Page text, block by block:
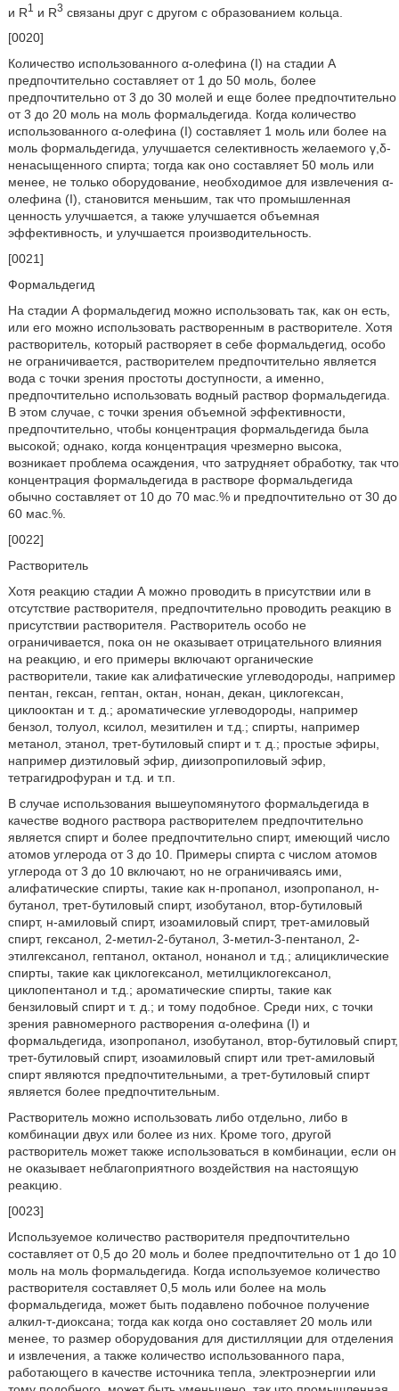
и R1 и R3 связаны друг с другом с образованием кольца.
[0020]
Количество использованного α-олефина (I) на стадии A
предпочтительно составляет от 1 до 50 моль, более
предпочтительно от 3 до 30 молей и еще более предпочтительно
от 3 до 20 моль на моль формальдегида. Когда количество
использованного α-олефина (I) составляет 1 моль или более на
моль формальдегида, улучшается селективность желаемого γ,δ-
ненасыщенного спирта; тогда как оно составляет 50 моль или
менее, не только оборудование, необходимое для извлечения α-
олефина (I), становится меньшим, так что промышленная
ценность улучшается, а также улучшается объемная
эффективность, и улучшается производительность.
[0021]
Формальдегид
На стадии А формальдегид можно использовать так, как он есть,
или его можно использовать растворенным в растворителе. Хотя
растворитель, который растворяет в себе формальдегид, особо
не ограничивается, растворителем предпочтительно является
вода с точки зрения простоты доступности, а именно,
предпочтительно использовать водный раствор формальдегида.
В этом случае, с точки зрения объемной эффективности,
предпочтительно, чтобы концентрация формальдегида была
высокой; однако, когда концентрация чрезмерно высока,
возникает проблема осаждения, что затрудняет обработку, так что
концентрация формальдегида в растворе формальдегида
обычно составляет от 10 до 70 мас.% и предпочтительно от 30 до
60 мас.%.
[0022]
Растворитель
Хотя реакцию стадии А можно проводить в присутствии или в
отсутствие растворителя, предпочтительно проводить реакцию в
присутствии растворителя. Растворитель особо не
ограничивается, пока он не оказывает отрицательного влияния
на реакцию, и его примеры включают органические
растворители, такие как алифатические углеводороды, например
пентан, гексан, гептан, октан, нонан, декан, циклогексан,
циклооктан и т. д.; ароматические углеводороды, например
бензол, толуол, ксилол, мезитилен и т.д.; спирты, например
метанол, этанол, трет-бутиловый спирт и т. д.; простые эфиры,
например диэтиловый эфир, диизопропиловый эфир,
тетрагидрофуран и т.д. и т.п.
В случае использования вышеупомянутого формальдегида в
качестве водного раствора растворителем предпочтительно
является спирт и более предпочтительно спирт, имеющий число
атомов углерода от 3 до 10. Примеры спирта с числом атомов
углерода от 3 до 10 включают, но не ограничиваясь ими,
алифатические спирты, такие как н-пропанол, изопропанол, н-
бутанол, трет-бутиловый спирт, изобутанол, втор-бутиловый
спирт, н-амиловый спирт, изоамиловый спирт, трет-амиловый
спирт, гексанол, 2-метил-2-бутанол, 3-метил-3-пентанол, 2-
этилгексанол, гептанол, октанол, нонанол и т.д.; алициклические
спирты, такие как циклогексанол, метилциклогексанол,
циклопентанол и т.д.; ароматические спирты, такие как
бензиловый спирт и т. д.; и тому подобное. Среди них, с точки
зрения равномерного растворения α-олефина (I) и
формальдегида, изопропанол, изобутанол, втор-бутиловый спирт,
трет-бутиловый спирт, изоамиловый спирт или трет-амиловый
спирт являются предпочтительными, а трет-бутиловый спирт
является более предпочтительным.
Растворитель можно использовать либо отдельно, либо в
комбинации двух или более из них. Кроме того, другой
растворитель может также использоваться в комбинации, если он
не оказывает неблагоприятного воздействия на настоящую
реакцию.
[0023]
Используемое количество растворителя предпочтительно
составляет от 0,5 до 20 моль и более предпочтительно от 1 до 10
моль на моль формальдегида. Когда используемое количество
растворителя составляет 0,5 моль или более на моль
формальдегида, может быть подавлено побочное получение
алкил-т-диоксана; тогда как когда оно составляет 20 моль или
менее, то размер оборудования для дистилляции для отделения
и извлечения, а также количество использованного пара,
работающего в качестве источника тепла, электроэнергии или